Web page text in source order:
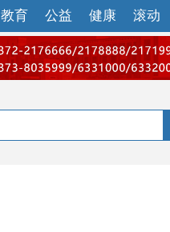
教育 公益 健康 滚动